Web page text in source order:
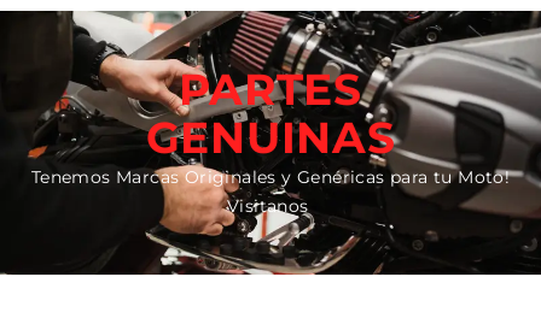
PARTES
GENUINAS
Tenemos Marcas Originales y Genéricas para tu Moto!
Visitanos